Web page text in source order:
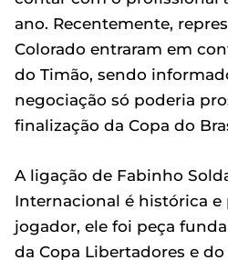
ano. Recentemente,
Colorado entraram em
do Timão, sendo
negociação só poderia
finalização da Copa do
A ligação de Fabinho
Internacional é histórica e
jogador, ele foi peça
da Copa Libertadores e